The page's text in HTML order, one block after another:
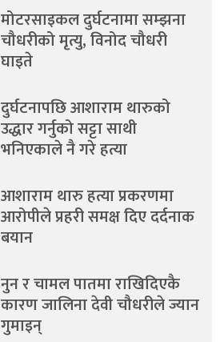
मोटरसाइकल दुर्घटनामा सम्झना
चौधरीको मृत्यु, विनोद चौधरी
घाइते
दुर्घटनापछि आशाराम थारुको
उद्धार गर्नुको सट्टा साथी
भनिएकाले नै गरे हत्या
आशाराम थारु हत्या प्रकरणमा
आरोपीले प्रहरी समक्ष दिए दर्दनाक
बयान
नुन र चामल पातमा राखिदिएकै
कारण जालिना देवी चौधरीले ज्यान
गुमाइन्